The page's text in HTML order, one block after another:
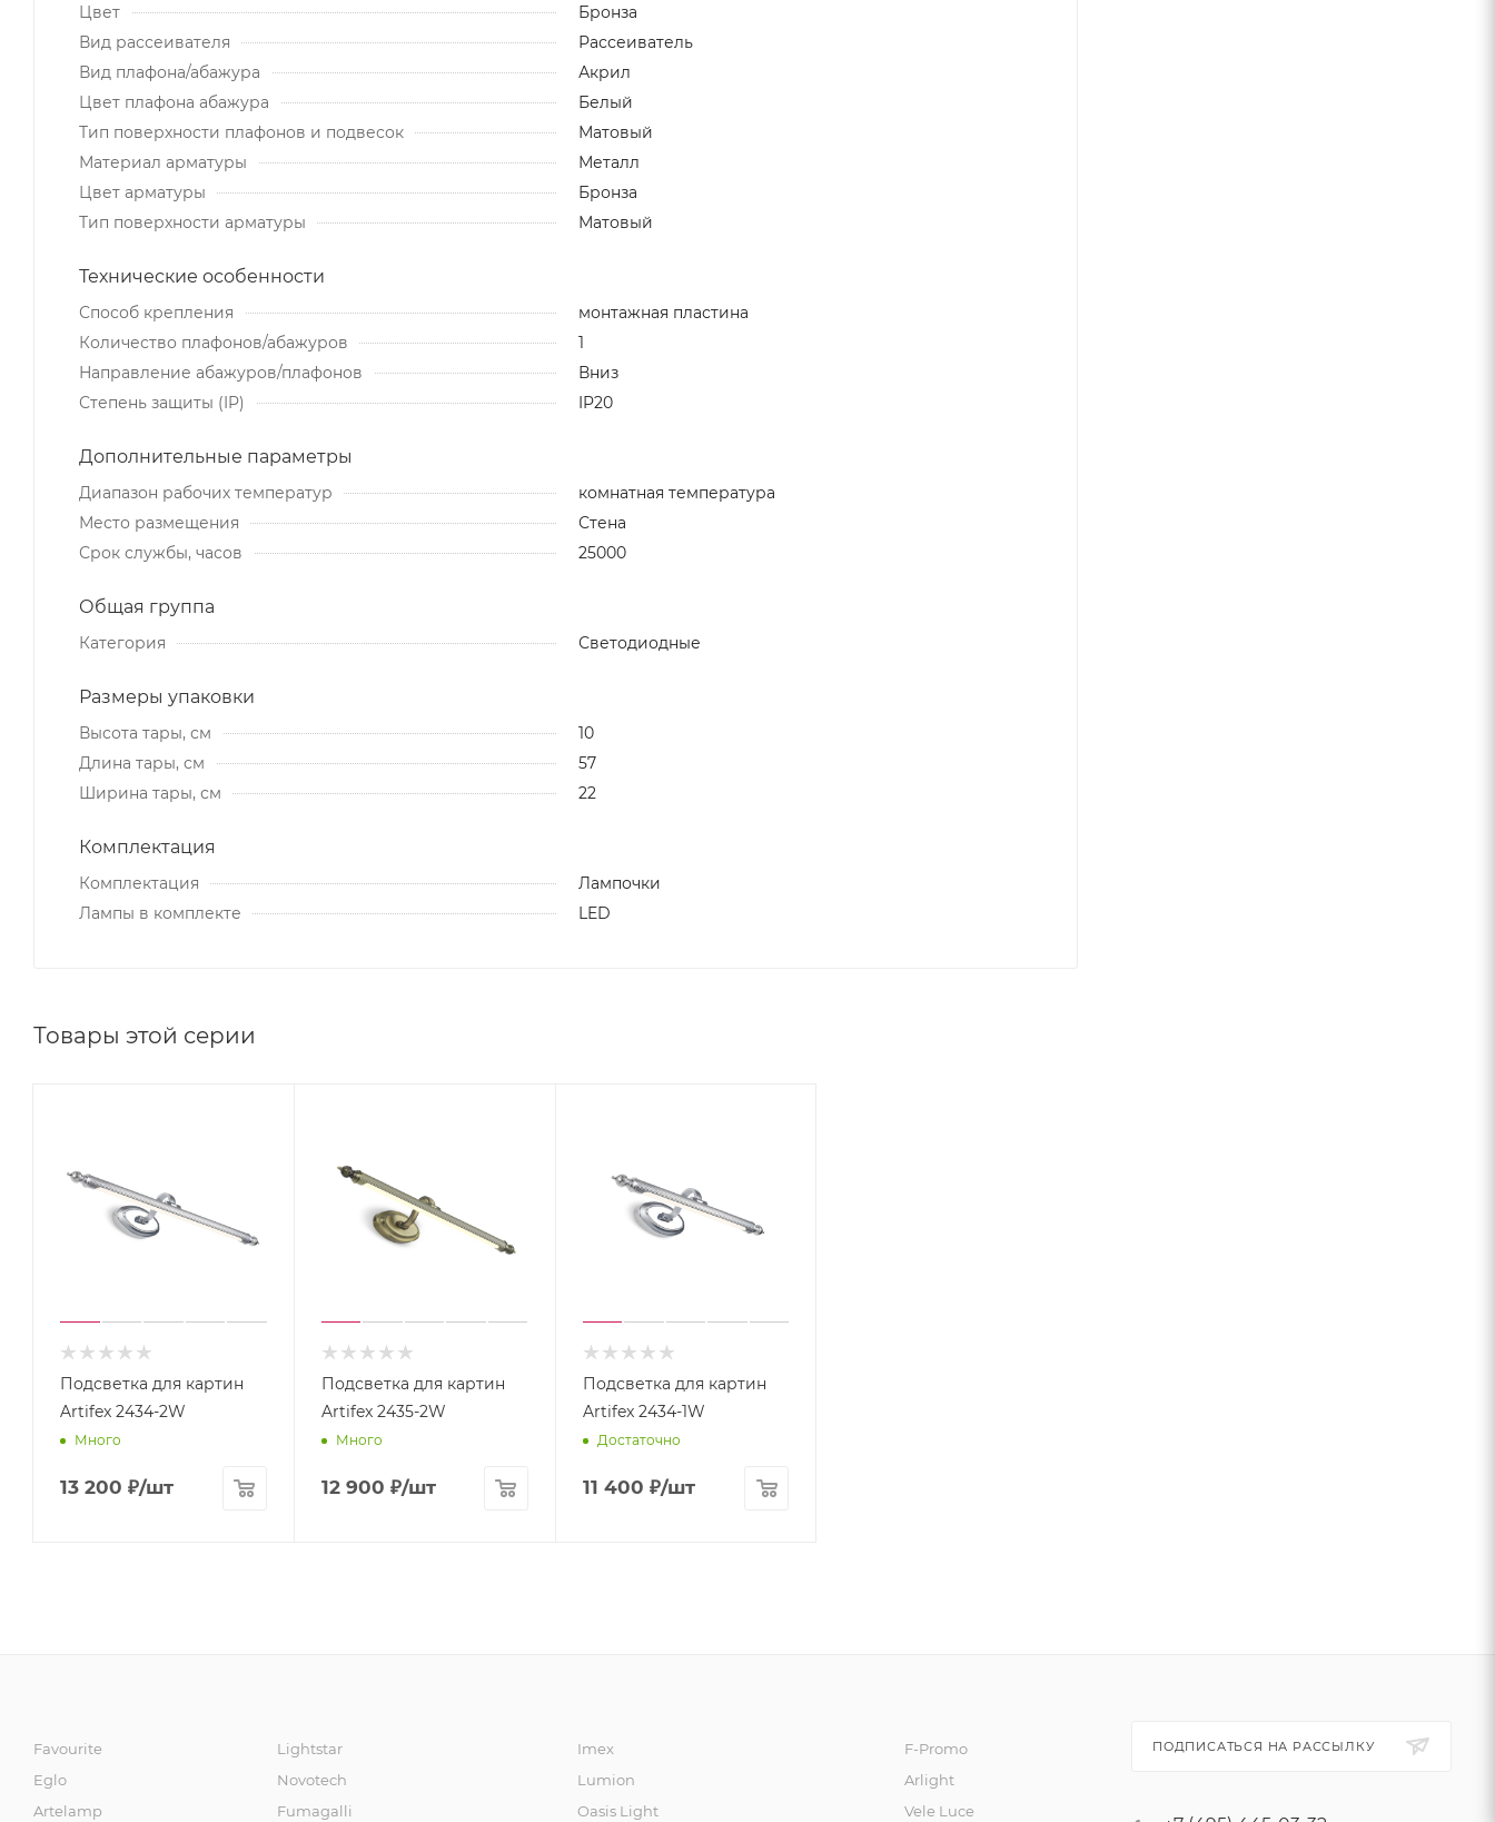
Цвет
Бронза
Вид рассеивателя
Рассеиватель
Вид плафона/абажура
Акрил
Цвет плафона абажура
Белый
Тип поверхности плафонов и подвесок
Матовый
Материал арматуры
Металл
Цвет арматуры
Бронза
Тип поверхности арматуры
Матовый
Технические особенности
Способ крепления
монтажная пластина
Количество плафонов/абажуров
1
Направление абажуров/плафонов
Вниз
Степень защиты (IP)
IP20
Дополнительные параметры
Диапазон рабочих температур
комнатная температура
Место размещения
Стена
Срок службы, часов
25000
Общая группа
Категория Светодиодные
Размеры упаковки
Высота тары, см
10
Длина тары, см
57
Ширина тары, см
22
Комплектация
Комплектация
Лампочки
Лампы в комплекте
LED
Товары этой серии
Подсветка для картин
Artifex 2434-2W
Много
13 200 ₽/шт
Подсветка для картин
Artifex 2435-2W
Много
12 900 ₽/шт
Подсветка для картин
Artifex 2434-1W
Достаточно
11 400 ₽/шт
Favourite
Eglo
Artelamp
Lightstar
Novotech
Fumagalli
Imex
Lumion
Oasis Light
F-Promo
Arlight
Vele Luce
ПОДПИСАТЬСЯ НА РАССЫЛКУ